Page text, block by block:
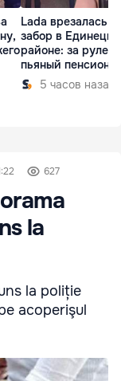
Lada врезалась в
забор в
районе: за рулем
пьяный
5 часов назад
627
la
la poliție
acoperişul